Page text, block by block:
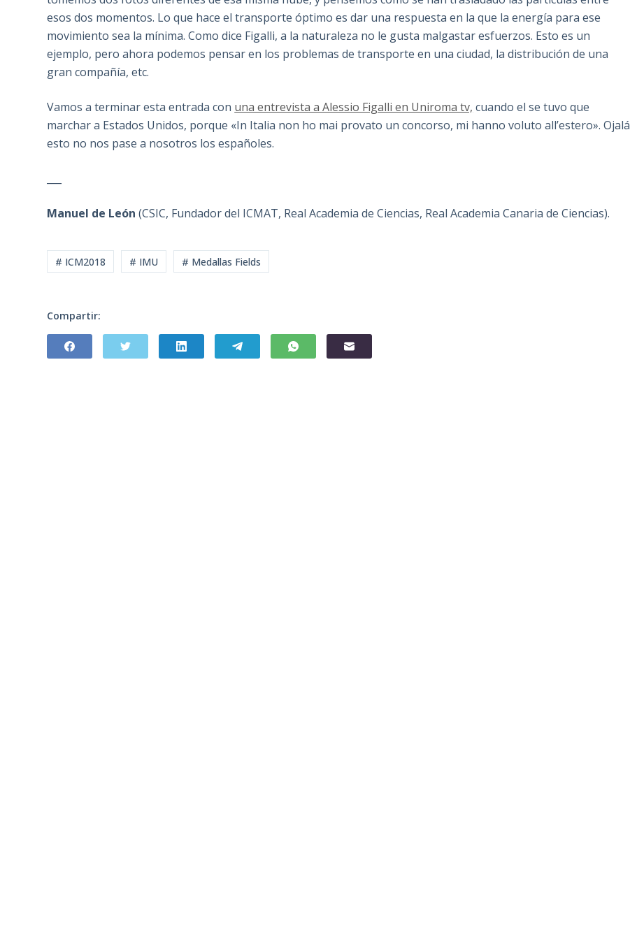
esos dos momentos. Lo que hace el transporte óptimo es dar una respuesta en la que la energía para ese
movimiento sea la mínima. Como dice Figalli, a la naturaleza no le gusta malgastar esfuerzos. Esto es un
ejemplo, pero ahora podemos pensar en los problemas de transporte en una ciudad, la distribución de una
gran compañía, etc.
Vamos a terminar esta entrada con una entrevista a Alessio Figalli en Uniroma tv, cuando el se tuvo que
marchar a Estados Unidos, porque «In Italia non ho mai provato un concorso, mi hanno voluto all’estero». Ojalá
esto no nos pase a nosotros los españoles.
Manuel de León (CSIC, Fundador del ICMAT, Real Academia de Ciencias, Real Academia Canaria de Ciencias).
# ICM2018 # IMU # Medallas Fields
Compartir: